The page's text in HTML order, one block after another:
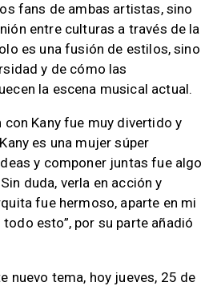
fans de ambas artistas, sino
entre culturas a través de la
es una fusión de estilos, sino
y de cómo las
la escena musical actual.
con Kany fue muy divertido y
es una mujer súper
y componer juntas fue algo
duda, verla en acción y
fue hermoso, aparte en mi
esto”, por su parte añadió
nuevo tema, hoy jueves, 25 de